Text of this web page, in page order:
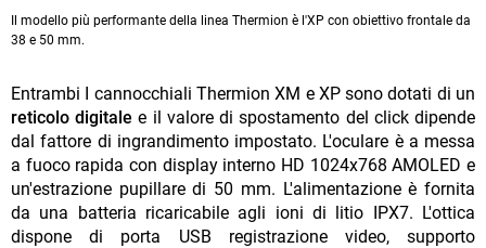
Il modello più performante della linea Thermion è l'XP con obiettivo frontale da
38 e 50 mm.
Entrambi I cannocchiali Thermion XM e XP sono dotati di un
reticolo digitale e il valore di spostamento del click dipende
dal fattore di ingrandimento impostato. L'oculare è a messa
a fuoco rapida con display interno HD 1024x768 AMOLED e
un'estrazione pupillare di 50 mm. L'alimentazione è fornita
da una batteria ricaricabile agli ioni di litio IPX7. L'ottica
dispone di porta USB registrazione video, supporto